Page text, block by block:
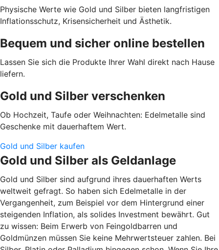
Physische Werte wie Gold und Silber bieten langfristigen
Inflationsschutz, Krisensicherheit und Ästhetik.
Bequem und sicher online bestellen
Lassen Sie sich die Produkte Ihrer Wahl direkt nach Hause
liefern.
Gold und Silber verschenken
Ob Hochzeit, Taufe oder Weihnachten: Edelmetalle sind
Geschenke mit dauerhaftem Wert.
Gold und Silber kaufen
Gold und Silber als Geldanlage
Gold und Silber sind aufgrund ihres dauerhaften Werts
weltweit gefragt. So haben sich Edelmetalle in der
Vergangenheit, zum Beispiel vor dem Hintergrund einer
steigenden Inflation, als solides Investment bewährt. Gut
zu wissen: Beim Erwerb von Feingoldbarren und
Goldmünzen müssen Sie keine Mehrwertsteuer zahlen. Bei